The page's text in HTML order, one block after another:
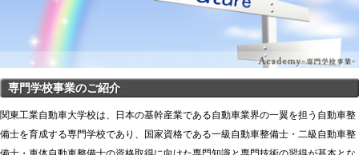
専門学校事業のご紹介
関東工業自動車大学校は、日本の基幹産業である自動車業界の一翼を担う自動車整
備士を育成する専門学校であり、国家資格である一級自動車整備士・二級自動車整